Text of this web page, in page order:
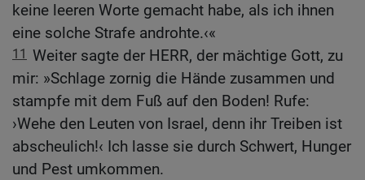
keine leeren Worte gemacht habe, als ich ihnen
eine solche Strafe androhte.‹«
11 Weiter sagte der HERR, der mächtige Gott, zu
mir: »Schlage zornig die Hände zusammen und
stampfe mit dem Fuß auf den Boden! Rufe:
›Wehe den Leuten von Israel, denn ihr Treiben ist
abscheulich!‹ Ich lasse sie durch Schwert, Hunger
und Pest umkommen.